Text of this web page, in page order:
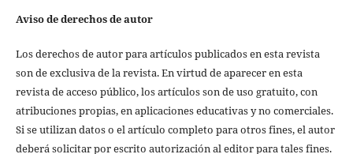
Aviso de derechos de autor
Los derechos de autor para artículos publicados en esta revista
son de exclusiva de la revista. En virtud de aparecer en esta
revista de acceso público, los artículos son de uso gratuito, con
atribuciones propias, en aplicaciones educativas y no comerciales.
Si se utilizan datos o el artículo completo para otros fines, el autor
deberá solicitar por escrito autorización al editor para tales fines.